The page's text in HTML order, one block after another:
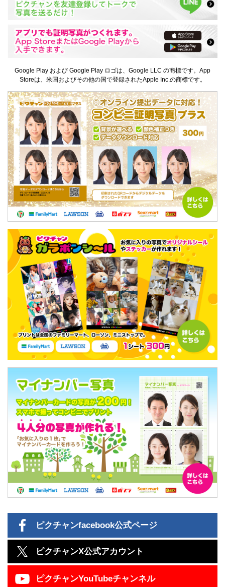
Google Play および Google Play ロゴは、Google LLC の商標です。App
Storeは、米国およびその他の国で登録されたApple Inc.の商標です。
ピクチャンfacebook公式ページ
ピクチャンX公式アカウント
ピクチャンYouTubeチャンネル